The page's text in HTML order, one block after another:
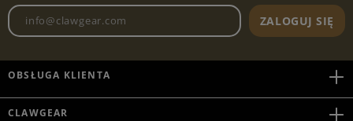
Adres e-mailowy biuletynu
ZALOGUJ SIĘ
OBSŁUGA KLIENTA
CLAWGEAR